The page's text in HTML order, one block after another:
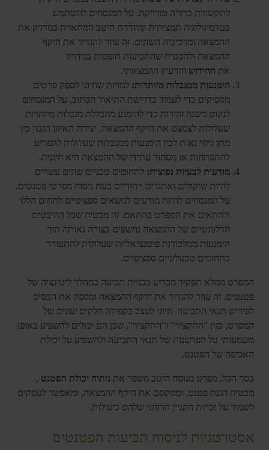
לתקשורת ברורה ומדויקת. על המנסחים להשתמש
בטרמינולוגיה תמציתית ומוגדרת היטב המתארת ​​במדויק את
ההמצאה ומרכיביה השונים. זה עוזר להגדיר את היקף
ההמצאה ולהבטיח שהתביעות תופסות במדויק
את החידוש והרעיון ההמצאתי.
הימנעות ממגבלות מיותרות: למרות שחיוני לספק פרטים
מספיקים כדי לעמוד בדרישת התיאור הכתוב, על המנסחים
לנקוט משנה זהירות כדי להימנע מהכללת מגבלות מיותרות
שעלולות לצמצם את היקף ההמצאה. יצירת האיזון הנכון בין
מתן גילוי נאות לבין הימנעות ממגבלות שעלולות להפריע
להתפתחות או מסחור עתידי של ההמצאה היא חיונית.
מודעות לבעיות נפוצות: לתחומים טכניים שונים עשויים
להיות שיקולים ואתגרים ייחודיים בעת ניסוח מפרטי פטנטים.
על המנסחים להיות מודעים לנושאים ספציפיים לתחום הללו
ולהתאים את המפרט בהתאם. זה מבטיח שכל ההיבטים
הרלוונטיים של ההמצאה נחשפים בצורה נאותה תוך
הימנעות ממלכודות פוטנציאליות שעלולות להתעורר
בתחומים טכנולוגיים ספציפיים.
המפרט ממלא תפקיד מכריע בבניית תביעה במהלך ליטיגציה של
פטנטים. זה עוזר להגדיר את היקף ההמצאה ומספק את הבסיס
לפירוש תנאי התביעה. חיוני לעצב בקפידה חלקים שונים של
המפרט, כגון "התקציר" ו"התקציר", שכן הם יכולים להשפיע באופן
משמעותי על הפרשנות של תנאי התביעה ולהשפיע על יכולת
האכיפה של הפטנט.
בסך הכל, מפרט מנוסח היטב משפר את ניתוח יכולת הפטנט ,
מבטיח הגנת פטנט, וממקסם את היקף ההמצאה, ומאפשר לעסקים
לשמור על זכויות הקניין הרוחני שלהם ביעילות.
אסטרטגיות לניסוח תביעות הפטנטים